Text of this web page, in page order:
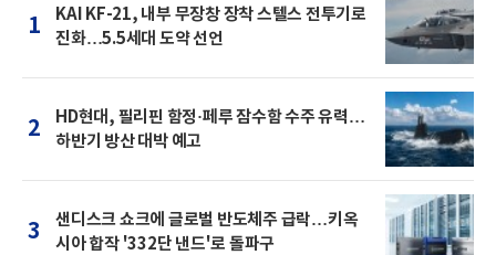
1
KAI KF-21, 내부 무장창 장착 스텔스 전투기로
진화…5.5세대 도약 선언
2
HD현대, 필리핀 함정·페루 잠수함 수주 유력…
하반기 방산 대박 예고
3
샌디스크 쇼크에 글로벌 반도체주 급락…키옥
시아 합작 '332단 낸드'로 돌파구